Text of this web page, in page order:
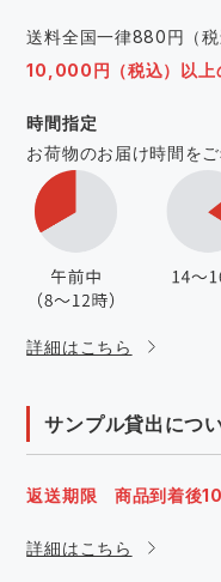
送料全国一律880円（
10,000円（税込）以上
時間指定
お荷物のお届け時間を
詳細はこちら
サンプル貸出につ
返送期限 商品到着後
詳細はこちら